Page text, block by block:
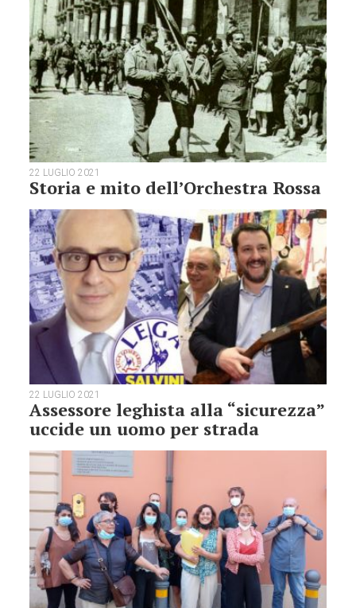
22 LUGLIO 2021
Storia e mito dell’Orchestra Rossa
22 LUGLIO 2021
Assessore leghista alla “sicurezza”
uccide un uomo per strada